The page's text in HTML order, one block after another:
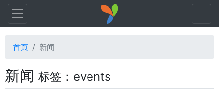
首页 新闻
新闻 标签：events